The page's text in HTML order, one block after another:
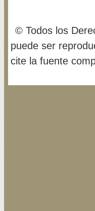
© Todos los
puede ser
cite la fuente